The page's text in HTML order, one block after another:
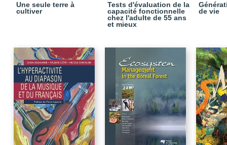
Une seule terre à
cultiver
Tests d'évaluation de la
capacité fonctionnelle
chez l'adulte de 55 ans
et mieux
de vie